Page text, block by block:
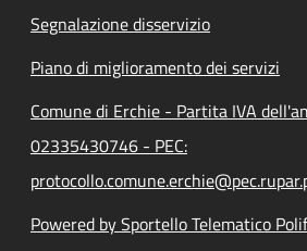
Segnalazione disservizio
Piano di miglioramento dei servizi
Comune di Erchie - Partita IVA
02335430746 - PEC:
Powered by Sportello Telematico